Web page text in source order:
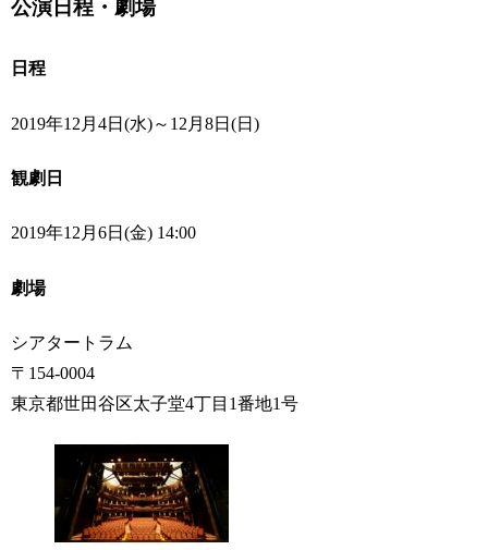
公演日程・劇場
日程
2019年12月4日(水)～12月8日(日)
観劇日
2019年12月6日(金) 14:00
劇場
シアタートラム
〒154-0004
東京都世田谷区太子堂4丁目1番地1号